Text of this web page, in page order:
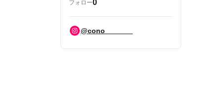
フォロー0
@cono_______